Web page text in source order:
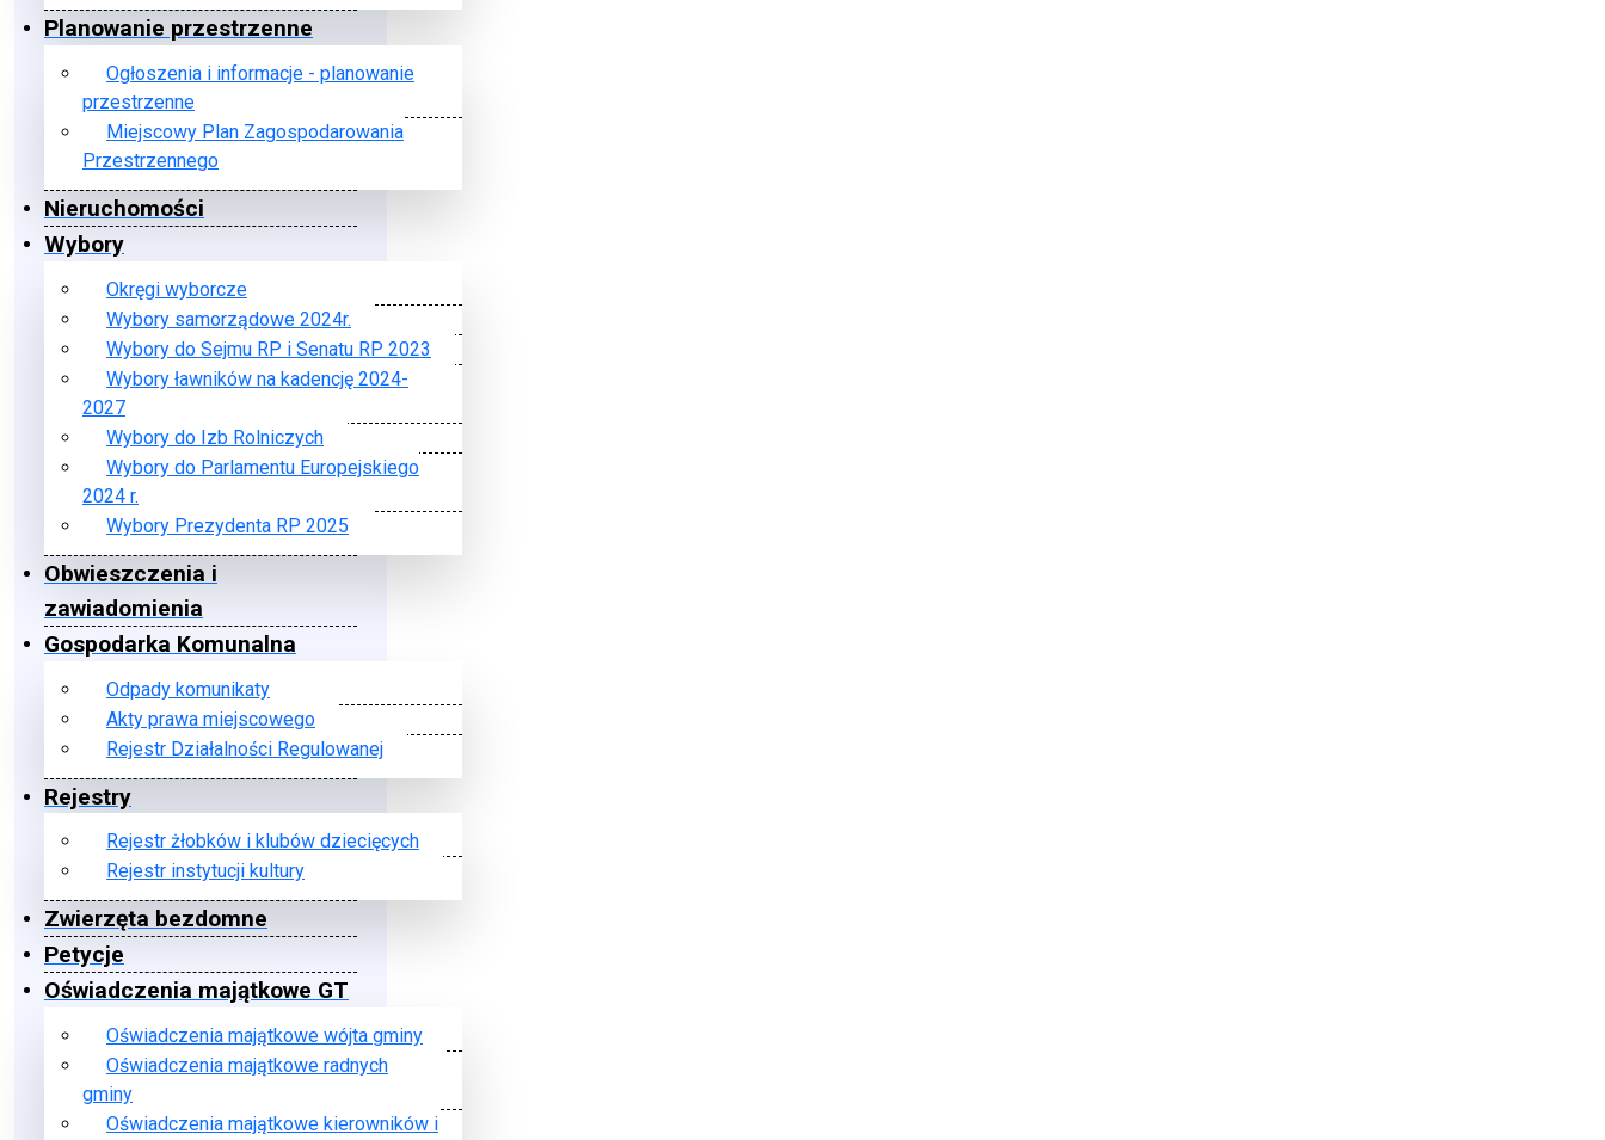
Planowanie przestrzenne
Ogłoszenia i informacje - planowanie
przestrzenne
Miejscowy Plan Zagospodarowania
Przestrzennego
Nieruchomości
Wybory
Okręgi wyborcze
Wybory samorządowe 2024r.
Wybory do Sejmu RP i Senatu RP 2023
Wybory ławników na kadencję 2024-
2027
Wybory do Izb Rolniczych
Wybory do Parlamentu Europejskiego
2024 r.
Wybory Prezydenta RP 2025
Obwieszczenia i
zawiadomienia
Gospodarka Komunalna
Odpady komunikaty
Akty prawa miejscowego
Rejestr Działalności Regulowanej
Rejestry
Rejestr żłobków i klubów dziecięcych
Rejestr instytucji kultury
Zwierzęta bezdomne
Petycje
Oświadczenia majątkowe GT
Oświadczenia majątkowe wójta gminy
Oświadczenia majątkowe radnych
gminy
Oświadczenia majątkowe kierowników i